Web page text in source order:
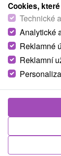
Wellness
Bojnice
Penzión v
Bojnice, v
Cookies,
Technické
Analytické
Reklamné
Reklamní